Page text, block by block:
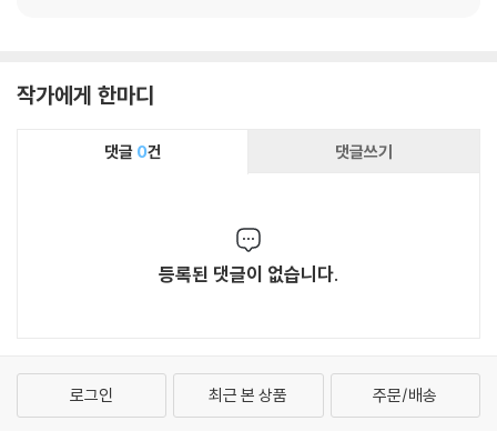
작가에게 한마디
댓글 0건 댓글쓰기
등록된 댓글이 없습니다.
로그인 최근 본 상품 주문/배송